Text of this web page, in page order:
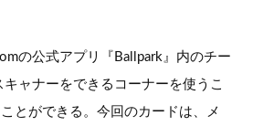
の公式アプリ『Ballpark』内のチー
キャナーをできるコーナーを使うこ
とができる。今回のカードは、メ